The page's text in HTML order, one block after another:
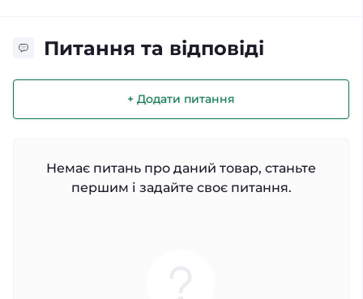
Питання та відповіді
+ Додати питання
Немає питань про даний товар, станьте
першим і задайте своє питання.